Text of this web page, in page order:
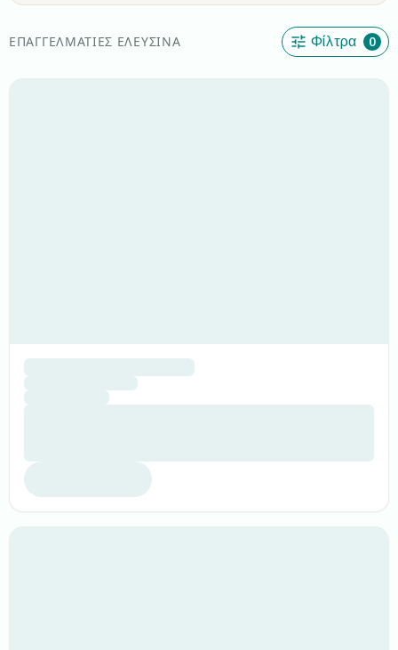
ΕΠΑΓΓΕΛΜΑΤΊΕΣ ΕΛΕΥΣΊΝΑ Φίλτρα 0